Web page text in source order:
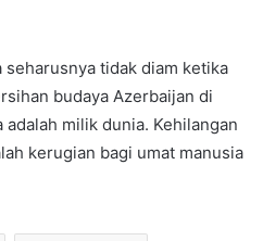
seharusnya tidak diam ketika
budaya Azerbaijan di
milik dunia. Kehilangan
kerugian bagi umat manusia